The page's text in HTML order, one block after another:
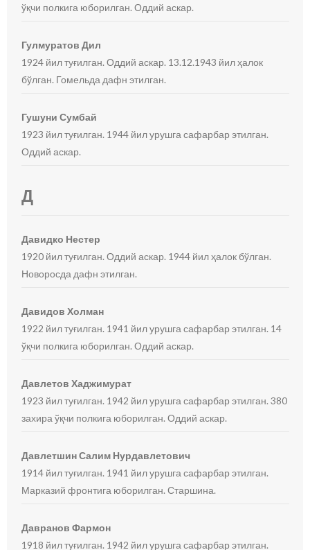
ўқчи полкига юборилган. Оддий аскар.
Гулмуратов Дил
1924 йил туғилган. Оддий аскар. 13.12.1943 йил ҳалок
бўлган. Гомельда дафн этилган.
Гушуни Сумбай
1923 йил туғилган. 1944 йил урушга сафарбар этилган.
Оддий аскар.
Д
Давидко Нестер
1920 йил туғилган. Оддий аскар. 1944 йил ҳалок бўлган.
Новоросда дафн этилган.
Давидов Холман
1922 йил туғилган. 1941 йил урушга сафарбар этилган. 14
ўқчи полкига юборилган. Оддий аскар.
Давлетов Хаджимурат
1923 йил туғилган. 1942 йил урушга сафарбар этилган. 380
захира ўқчи полкига юборилган. Оддий аскар.
Давлетшин Салим Нурдавлетович
1914 йил туғилган. 1941 йил урушга сафарбар этилган.
Марказий фронтига юборилган. Старшина.
Давранов Фармон
1918 йил туғилган. 1942 йил урушга сафарбар этилган.